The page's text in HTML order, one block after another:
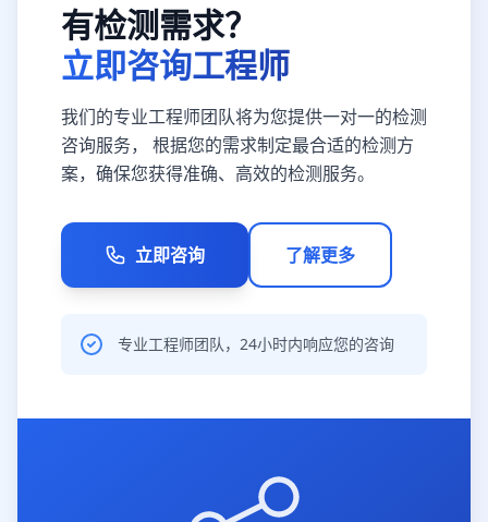
有检测需求？
立即咨询工程师
我们的专业工程师团队将为您提供一对一的检测
咨询服务， 根据您的需求制定最合适的检测方
案，确保您获得准确、高效的检测服务。
立即咨询 了解更多
专业工程师团队，24小时内响应您的咨询